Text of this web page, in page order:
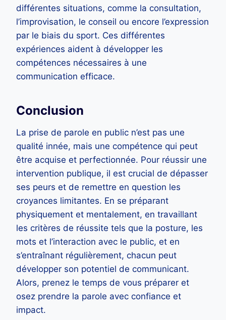
différentes situations, comme la consultation,
l’improvisation, le conseil ou encore l’expression
par le biais du sport. Ces différentes
expériences aident à développer les
compétences nécessaires à une
communication efficace.
Conclusion
La prise de parole en public n’est pas une
qualité innée, mais une compétence qui peut
être acquise et perfectionnée. Pour réussir une
intervention publique, il est crucial de dépasser
ses peurs et de remettre en question les
croyances limitantes. En se préparant
physiquement et mentalement, en travaillant
les critères de réussite tels que la posture, les
mots et l’interaction avec le public, et en
s’entraînant régulièrement, chacun peut
développer son potentiel de communicant.
Alors, prenez le temps de vous préparer et
osez prendre la parole avec confiance et
impact.